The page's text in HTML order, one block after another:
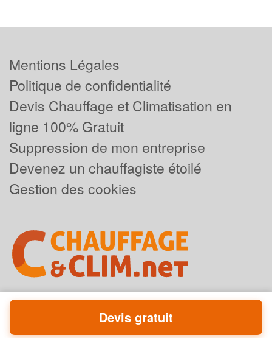
Mentions Légales
Politique de confidentialité
Devis Chauffage et Climatisation en
ligne 100% Gratuit
Suppression de mon entreprise
Devenez un chauffagiste étoilé
Gestion des cookies
Powered byPlus que pro
Devis gratuit